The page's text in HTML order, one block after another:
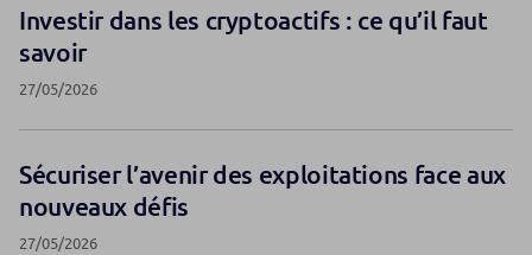
Investir dans les cryptoactifs : ce qu’il faut
savoir
27/05/2026
Sécuriser l’avenir des exploitations face aux
nouveaux défis
27/05/2026